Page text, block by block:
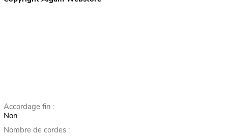
Accordage fin :
Non
Nombre de cordes :